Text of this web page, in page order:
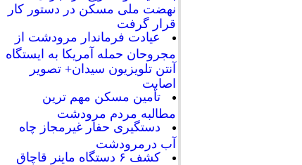
نهضت ملی مسکن در دستور کار
قرار گرفت
عیادت فرماندار مرودشت از
مجروحان حمله آمریکا به ایستگاه
آنتن تلویزیون سیدان+ تصویر
اصابت
تأمین مسکن مهم ترین
مطالبه مردم مرودشت
دستگیری حفار غیرمجاز چاه
آب درمرودشت
کشف ۶ دستگاه ماینر قاچاق